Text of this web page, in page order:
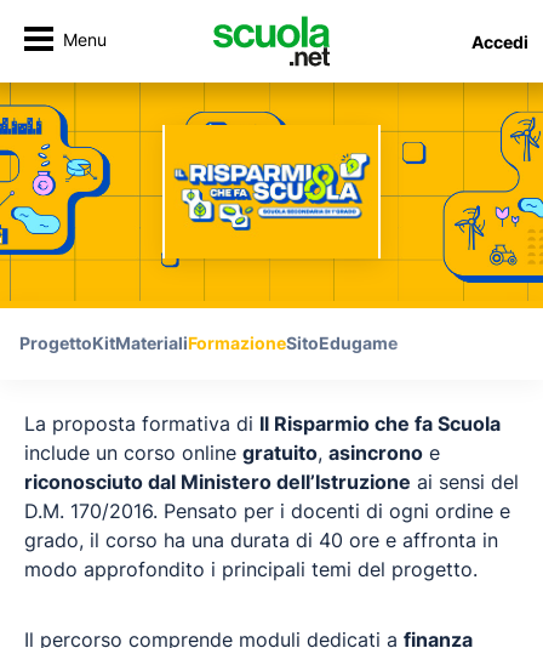
Menu Accedi
ProgettoKitMaterialiFormazioneSitoEdugame
La proposta formativa di Il Risparmio che fa Scuola
include un corso online gratuito, asincrono e
riconosciuto dal Ministero dell’Istruzione ai sensi del
D.M. 170/2016. Pensato per i docenti di ogni ordine e
grado, il corso ha una durata di 40 ore e affronta in
modo approfondito i principali temi del progetto.
Il percorso comprende moduli dedicati a finanza